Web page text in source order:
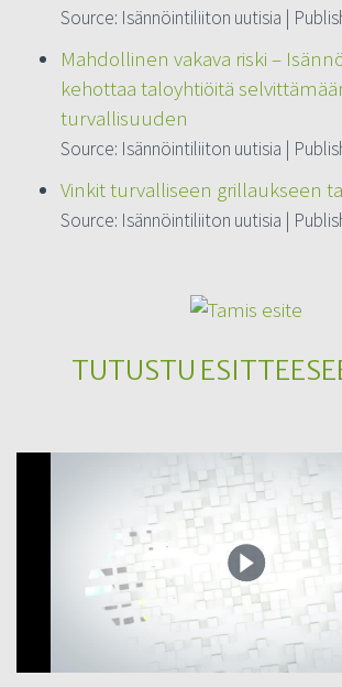
Source: Isännöintiliiton uutisia
Mahdollinen vakava riski –
kehottaa taloyhtiöitä
turvallisuuden
Source: Isännöintiliiton uutisia
Vinkit turvalliseen grillaukseen
Source: Isännöintiliiton uutisia
TUTUSTU